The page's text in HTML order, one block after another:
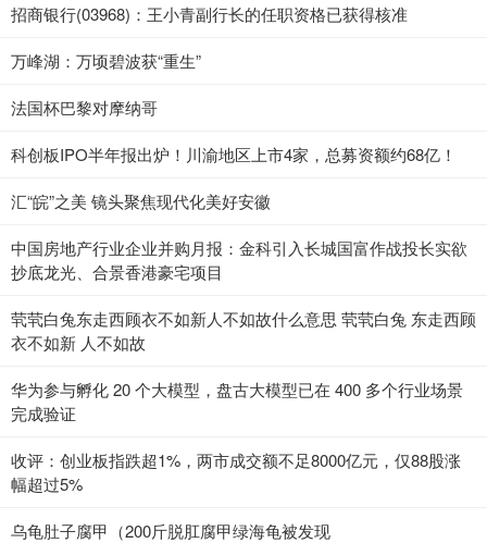
招商银行(03968)：王小青副行长的任职资格已获得核准
万峰湖：万顷碧波获“重生”
法国杯巴黎对摩纳哥
科创板IPO半年报出炉！川渝地区上市4家，总募资额约68亿！
汇“皖”之美 镜头聚焦现代化美好安徽
中国房地产行业企业并购月报：金科引入长城国富作战投长实欲
抄底龙光、合景香港豪宅项目
茕茕白兔东走西顾衣不如新人不如故什么意思 茕茕白兔 东走西顾
衣不如新 人不如故
华为参与孵化 20 个大模型，盘古大模型已在 400 多个行业场景
完成验证
收评：创业板指跌超1%，两市成交额不足8000亿元，仅88股涨
幅超过5%
乌龟肚子腐甲（200斤脱肛腐甲绿海龟被发现